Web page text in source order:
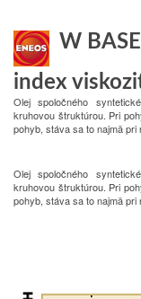
W
index
Olej spoločného
kruhovou štruktúrou. Pri
pohyb, stáva sa to najmä
Olej spoločného
kruhovou štruktúrou. Pri
pohyb, stáva sa to najmä